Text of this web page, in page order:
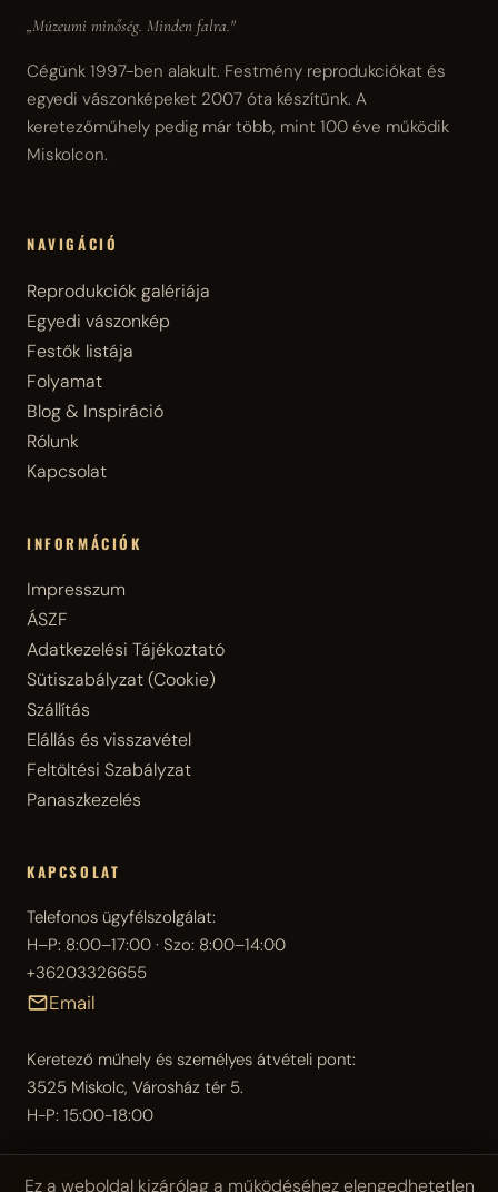
„Múzeumi minőség. Minden falra."
Cégünk 1997-ben alakult. Festmény reprodukciókat és
egyedi vászonképeket 2007 óta készítünk. A
keretezőműhely pedig már több, mint 100 éve működik
Miskolcon.
NAVIGÁCIÓ
Reprodukciók galériája
Egyedi vászonkép
Festők listája
Folyamat
Blog & Inspiráció
Rólunk
Kapcsolat
INFORMÁCIÓK
Impresszum
ÁSZF
Adatkezelési Tájékoztató
Sütiszabályzat (Cookie)
Szállítás
Elállás és visszavétel
Feltöltési Szabályzat
Panaszkezelés
KAPCSOLAT
Telefonos ügyfélszolgálat:
H–P: 8:00–17:00 · Szo: 8:00–14:00
+36203326655
Email
Keretező műhely és személyes átvételi pont:
3525 Miskolc, Városház tér 5.
H-P: 15:00-18:00
Ez a weboldal kizárólag a működéséhez elengedhetetlen